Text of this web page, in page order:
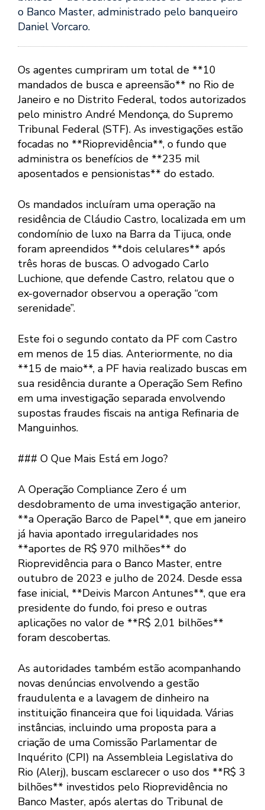
o Banco Master, administrado pelo banqueiro
Daniel Vorcaro.
Os agentes cumpriram um total de **10
mandados de busca e apreensão** no Rio de
Janeiro e no Distrito Federal, todos autorizados
pelo ministro André Mendonça, do Supremo
Tribunal Federal (STF). As investigações estão
focadas no **Rioprevidência**, o fundo que
administra os benefícios de **235 mil
aposentados e pensionistas** do estado.
Os mandados incluíram uma operação na
residência de Cláudio Castro, localizada em um
condomínio de luxo na Barra da Tijuca, onde
foram apreendidos **dois celulares** após
três horas de buscas. O advogado Carlo
Luchione, que defende Castro, relatou que o
ex-governador observou a operação “com
serenidade”.
Este foi o segundo contato da PF com Castro
em menos de 15 dias. Anteriormente, no dia
**15 de maio**, a PF havia realizado buscas em
sua residência durante a Operação Sem Refino
em uma investigação separada envolvendo
supostas fraudes fiscais na antiga Refinaria de
Manguinhos.
### O Que Mais Está em Jogo?
A Operação Compliance Zero é um
desdobramento de uma investigação anterior,
**a Operação Barco de Papel**, que em janeiro
já havia apontado irregularidades nos
**aportes de R$ 970 milhões** do
Rioprevidência para o Banco Master, entre
outubro de 2023 e julho de 2024. Desde essa
fase inicial, **Deivis Marcon Antunes**, que era
presidente do fundo, foi preso e outras
aplicações no valor de **R$ 2,01 bilhões**
foram descobertas.
As autoridades também estão acompanhando
novas denúncias envolvendo a gestão
fraudulenta e a lavagem de dinheiro na
instituição financeira que foi liquidada. Várias
instâncias, incluindo uma proposta para a
criação de uma Comissão Parlamentar de
Inquérito (CPI) na Assembleia Legislativa do
Rio (Alerj), buscam esclarecer o uso dos **R$ 3
bilhões** investidos pelo Rioprevidência no
Banco Master, após alertas do Tribunal de